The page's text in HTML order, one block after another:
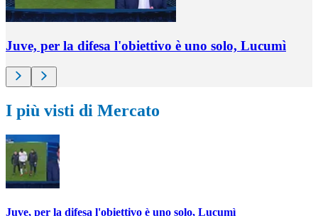
Juve, per la difesa l'obiettivo è uno solo, Lucumì
I più visti di Mercato
Juve, per la difesa l'obiettivo è uno solo, Lucumì